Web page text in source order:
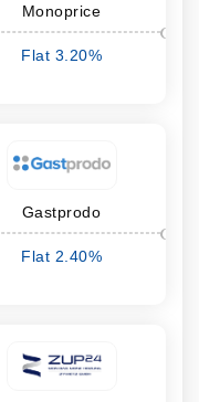
Monoprice
Flat 3.20%
Gastprodo
Flat 2.40%